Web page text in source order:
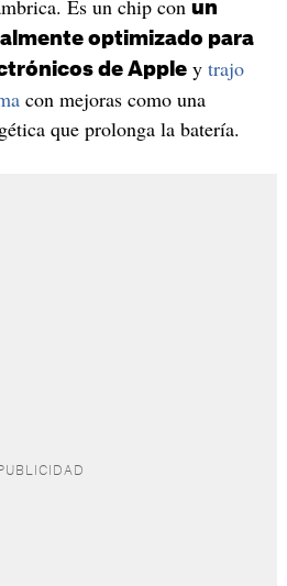
Es un chip con un
optimizado para
de Appley trajo
con mejoras como una
que prolonga la batería.